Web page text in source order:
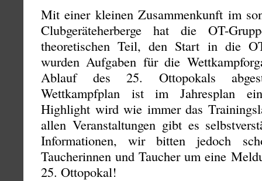
Mit einer kleinen Zusammenkunft im
Clubgeräteherberge hat die OT-
theoretischen Teil, den Start in die
wurden Aufgaben für die
Ablauf des 25. Ottopokals
Wettkampfplan ist im Jahresplan
Highlight wird wie immer das
allen Veranstaltungen gibt es
Informationen, wir bitten jedoch
Taucherinnen und Taucher um eine
25. Ottopokal!